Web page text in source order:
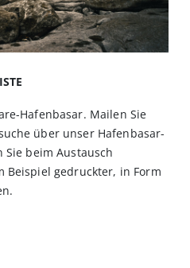
Hafenbasar. Mailen Sie
über unser Hafenbasar-
beim Austausch
Beispiel gedruckter, in Form